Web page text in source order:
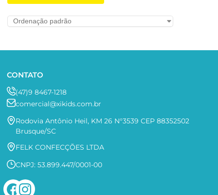
CONTATO
(47)9 8467-1218
comercial@xikids.com.br
Rodovia Antônio Heil, KM 26 N°3539 CEP 88352502
Brusque/SC
FELK CONFECÇÕES LTDA
CNPJ: 53.899.447/0001-00